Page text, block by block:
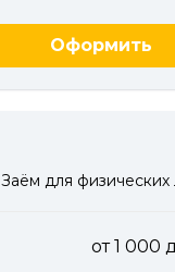
Оформить
Заём для физических
от 1 000